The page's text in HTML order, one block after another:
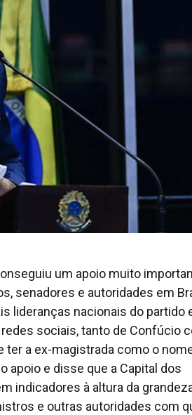
um apoio muito
senadores e autoridades em
lideranças nacionais do partido
sociais, tanto de Confúcio
ter a ex-magistrada como o
apoio e disse que a Capital dos
indicadores à altura da
e outras autoridades com